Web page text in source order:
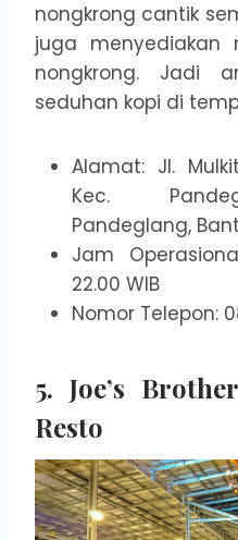
nongkrong cantik
juga menyediakan
nongkrong. Jadi
seduhan kopi di
Alamat: Jl.
Kec.
Pandeglang,
Jam
22.00 WIB
Nomor Telepon:
5. Joe’s
Resto